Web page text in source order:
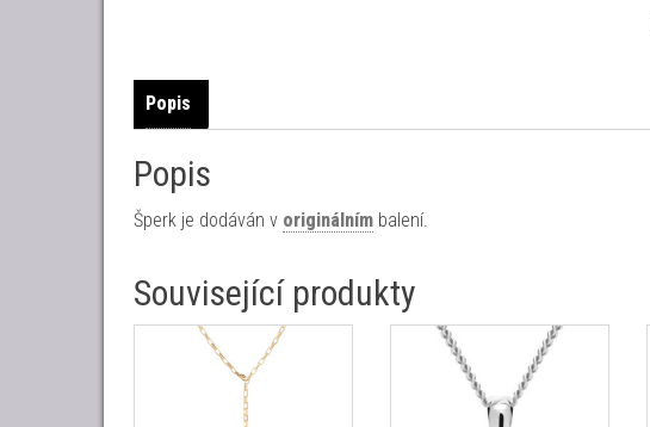
Popis
Popis
Šperk je dodáván v originálním balení.
Související produkty